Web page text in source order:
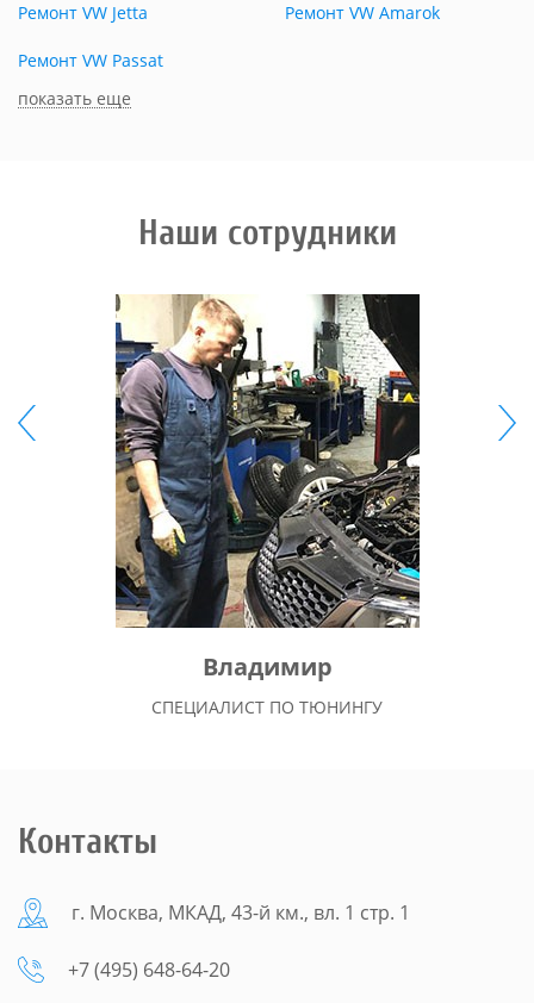
Ремонт VW Jetta
Ремонт VW Passat
Ремонт VW Amarok
показать еще
Наши сотрудники
Владимир
СПЕЦИАЛИСТ ПО ТЮНИНГУ
Контакты
г. Москва, МКАД, 43-й км., вл. 1 стр. 1
+7 (495) 648-64-20